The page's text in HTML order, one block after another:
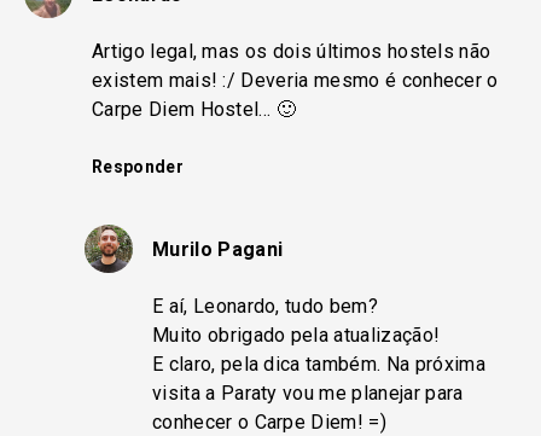
Artigo legal, mas os dois últimos hostels não
existem mais! :/ Deveria mesmo é conhecer o
Carpe Diem Hostel… 🙂
Responder
Murilo Pagani
E aí, Leonardo, tudo bem?
Muito obrigado pela atualização!
E claro, pela dica também. Na próxima
visita a Paraty vou me planejar para
conhecer o Carpe Diem! =)